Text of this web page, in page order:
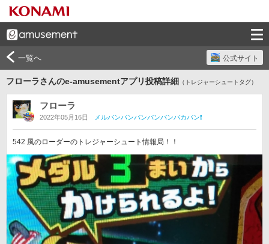
一覧へ 公式サイト
フローラさんのe-amusementアプリ投稿詳細 （トレジャーシュートタグ）
フローラ
2022年05月16日 メルパンパンパンパンパンパカパン❗
542 風のローダーのトレジャーシュート情報局！！